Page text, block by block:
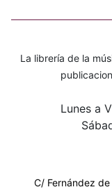
La librería de la
Lunes a
C/ Fernández